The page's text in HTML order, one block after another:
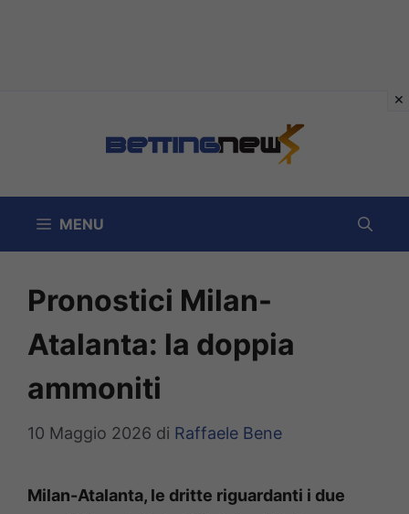
MENU
Pronostici Milan-
Atalanta: la doppia
ammoniti
10 Maggio 2026 di Raffaele Bene
Milan-Atalanta, le dritte riguardanti i due